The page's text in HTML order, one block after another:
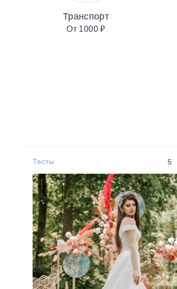
Транспорт
От 1000 ₽
Тесты 5